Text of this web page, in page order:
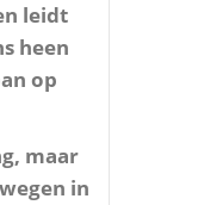
leidt
heen
op
maar
in